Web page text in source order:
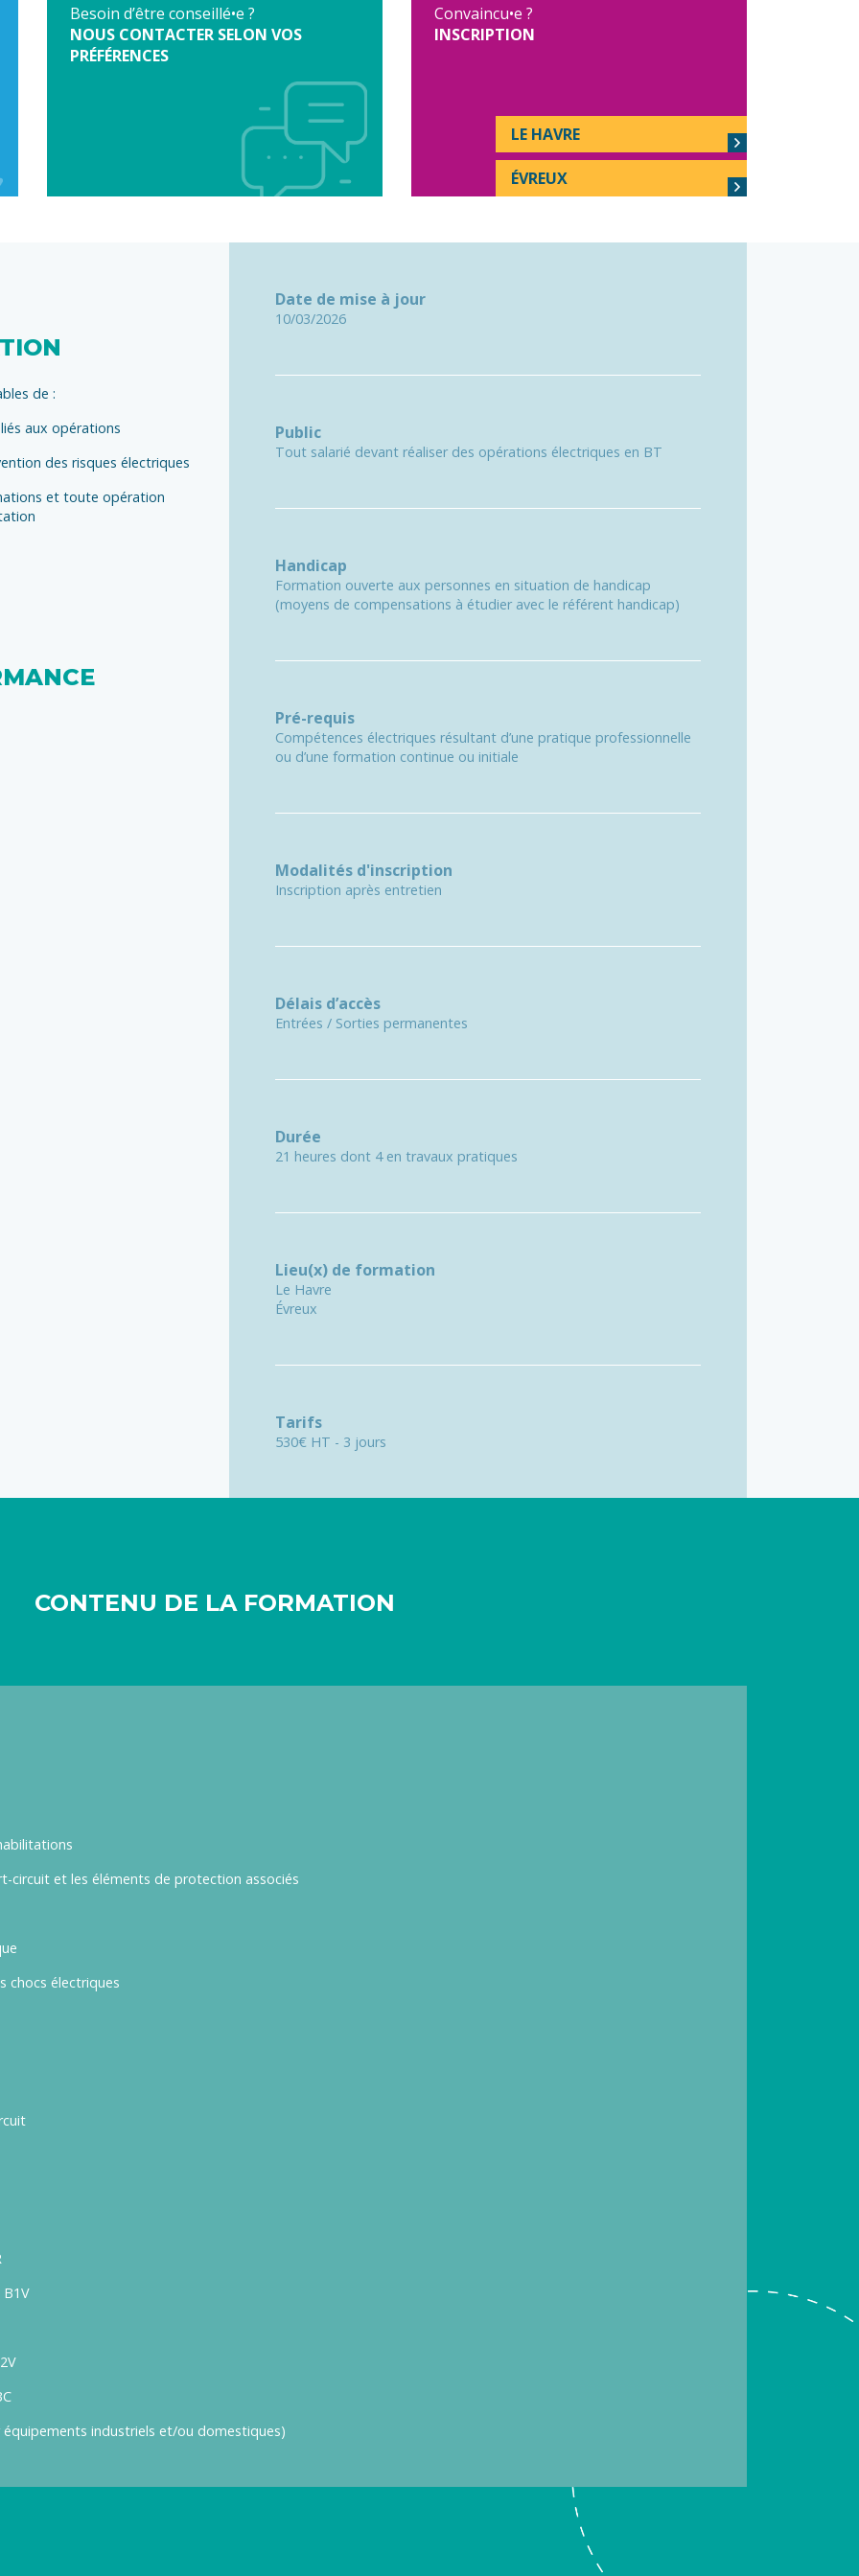
Besoin d’être conseillé•e ?
NOUS CONTACTER SELON VOS
PRÉFÉRENCES
Convaincu•e ?
INSCRIPTION
LE HAVRE
ÉVREUX
de :
aux opérations
des risques électriques
et toute opération
Date de mise à jour
10/03/2026
Public
Tout salarié devant réaliser des opérations électriques en BT
Handicap
Formation ouverte aux personnes en situation de handicap
(moyens de compensations à étudier avec le référent handicap)
Pré-requis
Compétences électriques résultant d’une pratique professionnelle
ou d’une formation continue ou initiale
Modalités d'inscription
Inscription après entretien
Délais d’accès
Entrées / Sorties permanentes
Durée
21 heures dont 4 en travaux pratiques
Lieu(x) de formation
Le Havre
Évreux
Tarifs
530€ HT - 3 jours
CONTENU DE LA FORMATION
circuit et les éléments de protection associés
chocs électriques
B1V
équipements industriels et/ou domestiques)